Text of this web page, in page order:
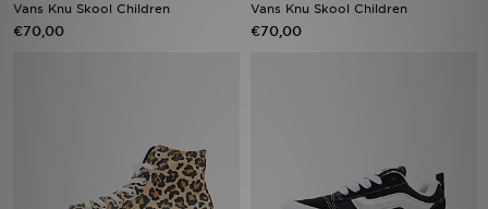
Vans Knu Skool Children
€70,00
Vans Knu Skool Children
€70,00